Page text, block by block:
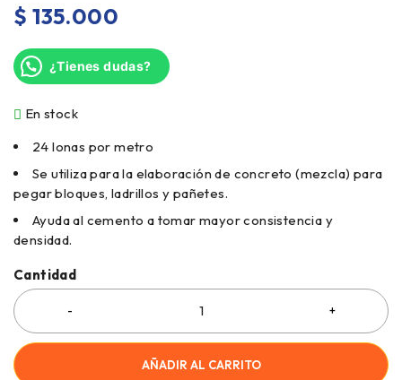
$ 135.000
¿Tienes dudas?
En stock
24 lonas por metro
Se utiliza para la elaboración de concreto (mezcla) para
pegar bloques, ladrillos y pañetes.
Ayuda al cemento a tomar mayor consistencia y
densidad.
Cantidad
AÑADIR AL CARRITO